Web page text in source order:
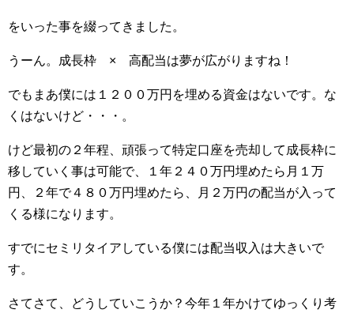
をいった事を綴ってきました。
うーん。成長枠 × 高配当は夢が広がりますね！
でもまあ僕には１２００万円を埋める資金はないです。な
くはないけど・・・。
けど最初の２年程、頑張って特定口座を売却して成長枠に
移していく事は可能で、１年２４０万円埋めたら月１万
円、２年で４８０万円埋めたら、月２万円の配当が入って
くる様になります。
すでにセミリタイアしている僕には配当収入は大きいで
す。
さてさて、どうしていこうか？今年１年かけてゆっくり考